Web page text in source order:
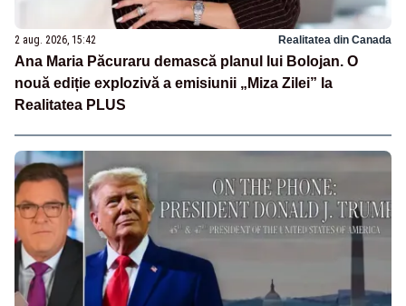
2 aug. 2026, 15:42 Realitatea din Canada
Ana Maria Păcuraru demască planul lui Bolojan. O
nouă ediție explozivă a emisiunii „Miza Zilei” la
Realitatea PLUS